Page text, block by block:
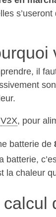
il
son
V2X, pour
batterie de
batterie,
la chaleur
calcul